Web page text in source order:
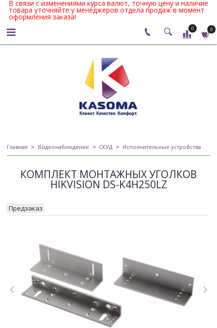
В связи с изменениями курса валют, точную цену и наличие
товара уточняйте у менеджеров отдела продаж в момент
оформления заказа!
0 0
Главная Видеонаблюдение СКУД Исполнительные устройства
КОМПЛЕКТ МОНТАЖНЫХ УГОЛКОВ
HIKVISION DS-K4H250LZ
Предзаказ